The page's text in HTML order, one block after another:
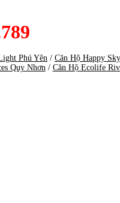
Phú Yên / Căn Hộ Happy
Quy Nhơn / Căn Hộ Ecolife